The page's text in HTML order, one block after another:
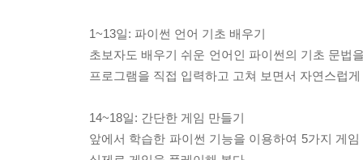
1~13일: 파이썬 언어 기초 배우기
초보자도 배우기 쉬운 언어인 파이썬의 기초 문
프로그램을 직접 입력하고 고쳐 보면서 자연스럽
14~18일: 간단한 게임 만들기
앞에서 학습한 파이썬 기능을 이용하여 5가지 게